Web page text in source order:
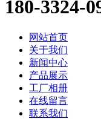
180-3324-
网站首页
关于我们
新闻中心
产品展示
工厂相册
在线留言
联系我们